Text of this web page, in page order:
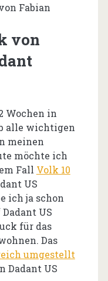
Fabian
von
Wochen in
alle wichtigen
meinen
möchte ich
Fall Volk 10
US
ich ja schon
US
für das
Das
umgestellt
Dadant US